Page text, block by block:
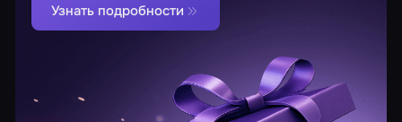
Узнать подробности